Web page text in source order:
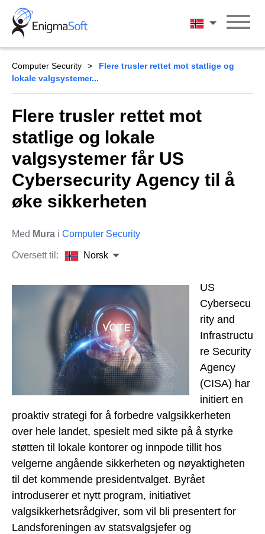
Skip
content
Norsk
Computer Security
Flere trusler rettet mot statlige og
lokale valgsystemer...
Flere trusler rettet mot
statlige og lokale
valgsystemer får US
Cybersecurity Agency til å
øke sikkerheten
Med Mura i Computer Security
Oversett til: Norsk
US
Cybersecu
rity and
Infrastructu
re Security
Agency
(CISA) har
initiert en
proaktiv strategi for å forbedre valgsikkerheten
over hele landet, spesielt med sikte på å styrke
støtten til lokale kontorer og innpode tillit hos
velgerne angående sikkerheten og nøyaktigheten
til det kommende presidentvalget. Byrået
introduserer et nytt program, initiativet
valgsikkerhetsrådgiver, som vil bli presentert for
Landsforeningen av statsvalgsjefer og